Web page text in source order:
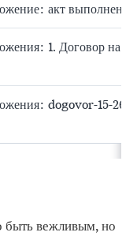
акт
1. Договор на 6
dogovor-15-
быть вежливым, но